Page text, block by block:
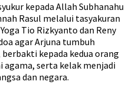
kepada Allah Subhanahu
Rasul melalui tasyakuran
Tio Rizkyanto dan Reny
agar Arjuna tumbuh
kepada kedua orang
serta kelak menjadi
dan negara.